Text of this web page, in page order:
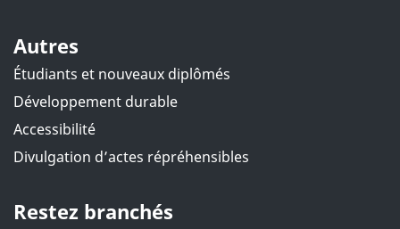
Autres
Étudiants et nouveaux diplômés
Développement durable
Accessibilité
Divulgation d’actes répréhensibles
Restez branchés